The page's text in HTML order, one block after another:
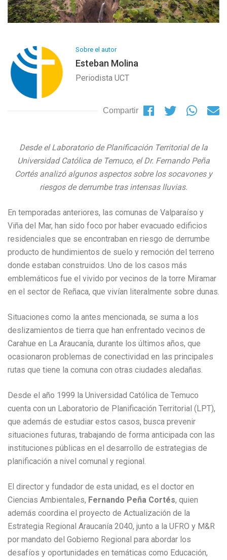
Sobre el autor
Esteban Molina
Periodista UCT
Compartir
Desde el Laboratorio de Planificación Territorial de la
Universidad Católica de Temuco, el Dr. Fernando Peña
Cortés analizó algunos aspectos sobre los socavones y
riesgos de derrumbe tras intensas lluvias.
En temporadas anteriores, las comunas de Valparaíso y
Viña del Mar, han sido foco por haber evacuado edificios
residenciales que se encontraban en riesgo de derrumbe
producto de hundimientos de suelo y remoción del terreno
donde estaban construidos. Uno de los casos más
emblemáticos fue el vivido por vecinos de la torre Miramar
en el sector de Reñaca, que vivían literalmente sobre dunas.
Situaciones como la antes mencionada, se suma a los
deslizamientos de tierra que han enfrentado vecinos de
Carahue en La Araucanía, durante los últimos años, que
ocasionaron problemas de conectividad en las principales
rutas que tiene la comuna con otras ciudades aledañas.
Desde el año 1999 la Universidad Católica de Temuco
cuenta con un Laboratorio de Planificación Territorial (LPT),
que además de estudiar estos casos, busca prevenir
situaciones futuras, trabajando de forma anticipada con las
instituciones públicas en el desarrollo de estrategias de
planificación a nivel comunal y regional.
El director y fundador de esta unidad, es el doctor en
Ciencias Ambientales, Fernando Peña Cortés, quien
además coordina el proyecto de Actualización de la
Estrategia Regional Araucanía 2040, junto a la UFRO y M&R
por mandato del Gobierno Regional para abordar los
desafíos y oportunidades en temáticas como Educación,